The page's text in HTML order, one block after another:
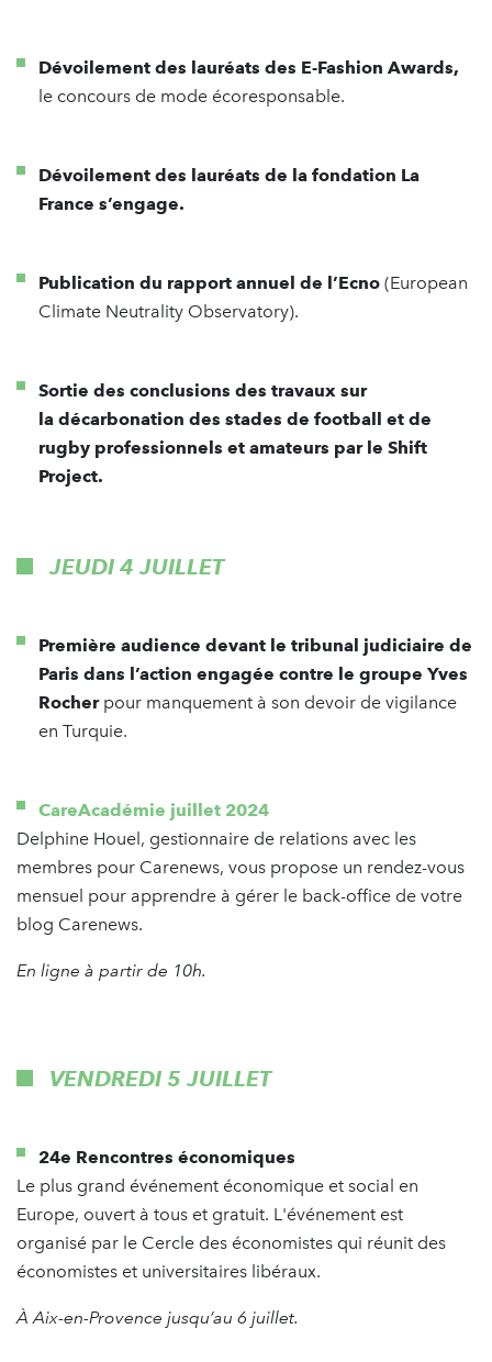
Dévoilement des lauréats des E-Fashion Awards,
le concours de mode écoresponsable.
Dévoilement des lauréats de la fondation La
France s’engage.
Publication du rapport annuel de l’Ecno (European
Climate Neutrality Observatory).
Sortie des conclusions des travaux sur
la décarbonation des stades de football et de
rugby professionnels et amateurs par le Shift
Project.
JEUDI 4 JUILLET
Première audience devant le tribunal judiciaire de
Paris dans l’action engagée contre le groupe Yves
Rocherpour manquement à son devoir de vigilance
en Turquie.
CareAcadémie juillet 2024
Delphine Houel, gestionnaire de relations avec les
membres pour Carenews, vous propose un rendez-vous
mensuel pour apprendre à gérer le back-office de votre
blog Carenews.
En ligne à partir de 10h.
VENDREDI 5 JUILLET
24e Rencontres économiques
Le plus grand événement économique et social en
Europe, ouvert à tous et gratuit. L'événement est
organisé par le Cercle des économistes qui réunit des
économistes et universitaires libéraux.
À Aix-en-Provence jusqu’au 6 juillet.